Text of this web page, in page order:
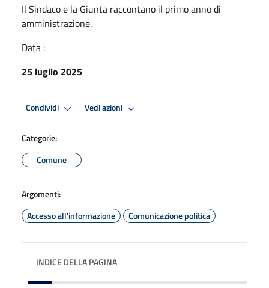
Il Sindaco e la Giunta raccontano il primo anno di
amministrazione.
Data :
25 luglio 2025
Condividi Vedi azioni
Categorie:
Comune
Argomenti:
Accesso all'informazione
Comunicazione politica
INDICE DELLA PAGINA